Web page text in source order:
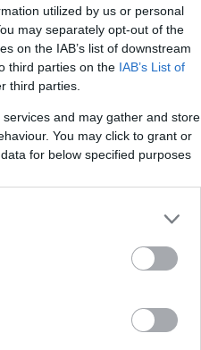
utilized by us or personal
may separately opt-out of the
on the IAB’s list of downstream
third parties on the IAB’s List of
third parties.
and may gather and store
You may click to grant or
for below specified purposes
kapott a